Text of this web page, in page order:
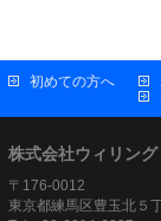
初めての方へ
株式会社ウィリング
〒176-0012
東京都練馬区豊玉北５